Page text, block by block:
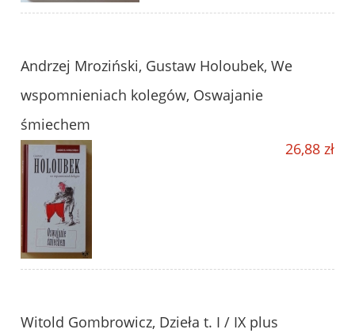
Andrzej Mroziński, Gustaw Holoubek, We
wspomnieniach kolegów, Oswajanie
śmiechem
26,88 zł
Witold Gombrowicz, Dzieła t. I / IX plus